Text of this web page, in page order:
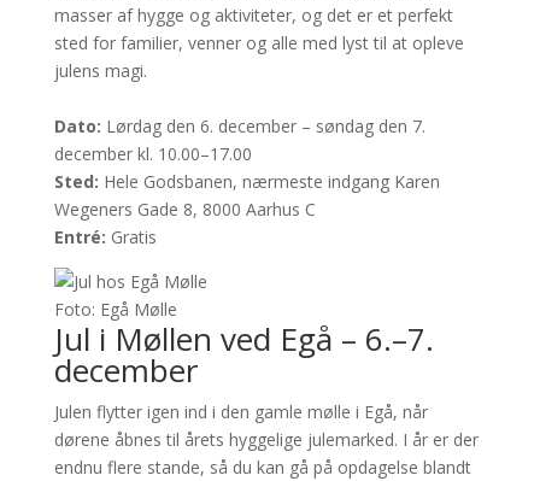
masser af hygge og aktiviteter, og det er et perfekt
sted for familier, venner og alle med lyst til at opleve
julens magi.
Dato: Lørdag den 6. december – søndag den 7.
december kl. 10.00–17.00
Sted: Hele Godsbanen, nærmeste indgang Karen
Wegeners Gade 8, 8000 Aarhus C
Entré: Gratis
Foto: Egå Mølle
Jul i Møllen ved Egå – 6.–7.
december
Julen flytter igen ind i den gamle mølle i Egå, når
dørene åbnes til årets hyggelige julemarked. I år er der
endnu flere stande, så du kan gå på opdagelse blandt